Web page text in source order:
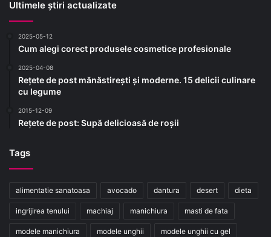
Ultimele știri actualizate
2025-05-12
Cum alegi corect produsele cosmetice profesionale
2025-04-08
Rețete de post mănăstirești și moderne. 15 delicii culinare
cu legume
2015-12-09
Rețete de post: Supă delicioasă de roșii
Tags
alimentatie sanatoasa avocado dantura desert dieta
ingrijirea tenului machiaj manichiura masti de fata
modele manichiura modele unghii modele unghii cu gel